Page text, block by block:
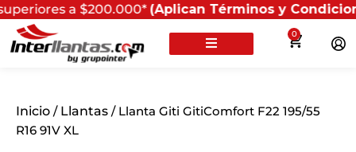
a $200.000*(Aplican Términos y Condiciones) -
0
Inicio / Llantas / Llanta Giti GitiComfort F22 195/55
R16 91V XL